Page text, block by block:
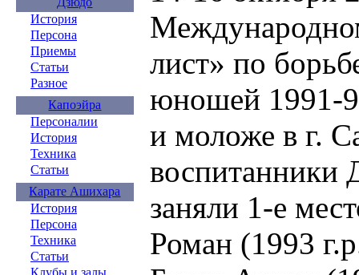
История
Персона
Приемы
Статьи
Разное
Капоэйра
Персоналии
История
Техника
Статьи
Карате Ашихара
История
Персона
Техника
Статьи
Клубы и залы
лист» по
юношей 1991-
и моложе в г.
заняли 1-е
Роман (1993